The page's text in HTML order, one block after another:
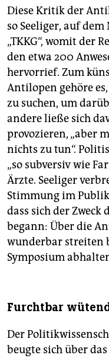
Diese Kritik der
so Seeliger, auf
„TKKG“, womit der
den etwa 200
hervorrief. Zum
Antilopen gehöre es,
zu suchen, um
andere ließe sich
provozieren, „aber
nichts zu tun“.
„so subversiv wie
Ärzte. Seeliger
Stimmung im
dass sich der
begann: Über die
wunderbar streiten
Symposium
Furchtbar
Der
beugte sich über